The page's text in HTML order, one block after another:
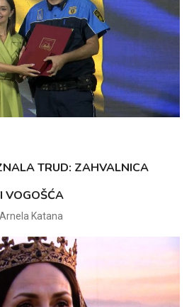
TRUD: ZAHVALNICA
VOGOŠĆA
Arnela Katana